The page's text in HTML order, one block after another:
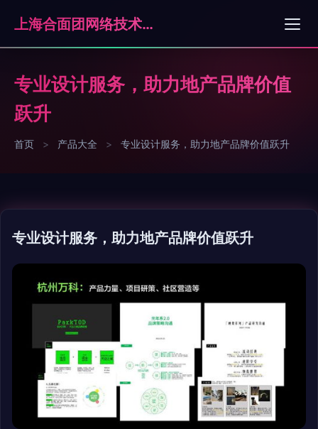
上海合面团网络技术有限公司
专业设计服务，助力地产品牌价值
跃升
首页 > 产品大全 > 专业设计服务，助力地产品牌价值跃升
专业设计服务，助力地产品牌价值跃升